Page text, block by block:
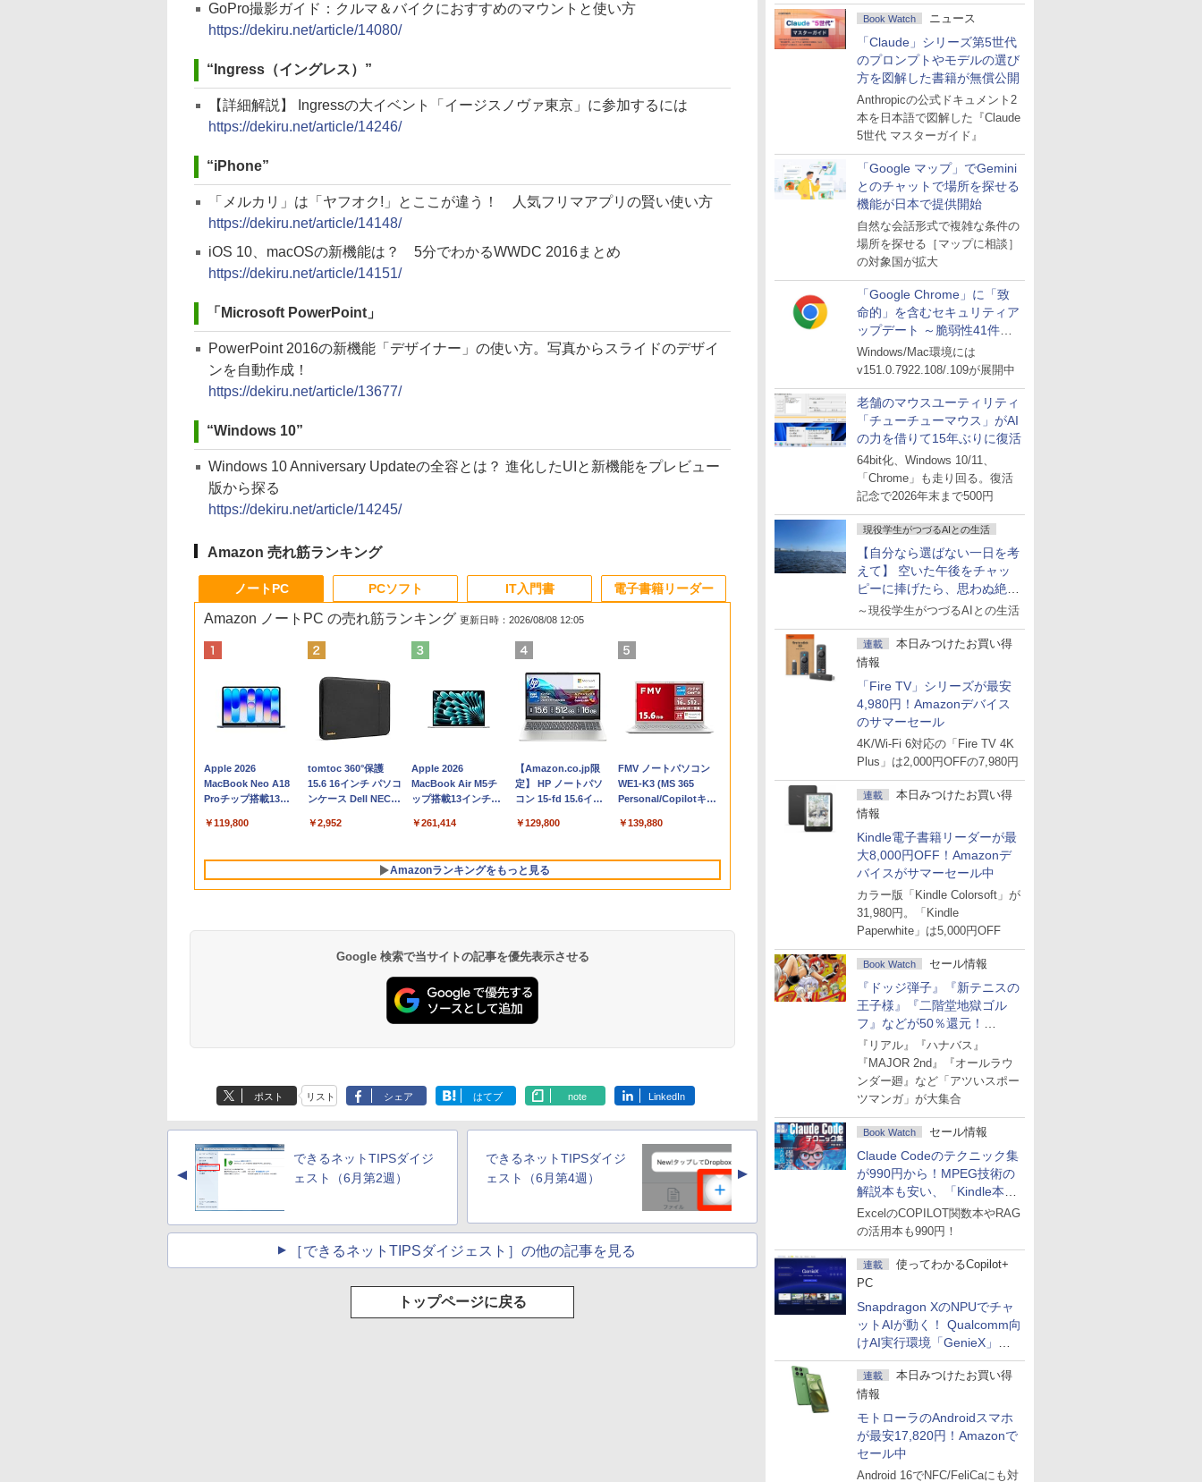
Book Watch ニュース
「Claude」シリーズ第5世代
のプロンプトやモデルの選び
方を図解した書籍が無償公開
Anthropicの公式ドキュメント2
本を日本語で図解した『Claude
5世代 マスターガイド』
「Google マップ」でGemini
とのチャットで場所を探せる
機能が日本で提供開始
自然な会話形式で複雑な条件の
場所を探せる［マップに相談］
の対象国が拡大
「Google Chrome」に「致
命的」を含むセキュリティア
ップデート ～脆弱性41件に
対処
Windows/Mac環境には
v151.0.7922.108/.109が展開中
老舗のマウスユーティリティ
「チューチューマウス」がAI
の力を借りて15年ぶりに復活
64bit化、Windows 10/11、
「Chrome」も走り回る。復活
記念で2026年末まで500円
現役学生がつづるAIとの生活
【自分なら選ばない一日を考
えて】 空いた午後をチャッ
ピーに捧げたら、思わぬ絶景
に出会った話
～現役学生がつづるAIとの生活
連載
本日みつけたお買い得
情報
「Fire TV」シリーズが最安
4,980円！Amazonデバイス
のサマーセール
4K/Wi-Fi 6対応の「Fire TV 4K
Plus」は2,000円OFFの7,980円
連載
本日みつけたお買い得
情報
Kindle電子書籍リーダーが最
大8,000円OFF！Amazonデ
バイスがサマーセール中
カラー版「Kindle Colorsoft」が
31,980円。「Kindle
Paperwhite」は5,000円OFF
Book Watch セール情報
『ドッジ弾子』『新テニスの
王子様』『二階堂地獄ゴル
フ』などが50％還元！
Amazonマンガ週末セール
『リアル』『ハナバス』
『MAJOR 2nd』『オールラウ
ンダー廻』など「アツいスポー
ツマンガ」が大集合
Book Watch セール情報
Claude Codeのテクニック集
が990円から！MPEG技術の
解説本も安い、「Kindle本サ
マーセール」第2弾開始！
ExcelのCOPILOT関数本やRAG
の活用本も990円！
連載
使ってわかるCopilot+
PC
Snapdragon XのNPUでチャ
ットAIが動く！ Qualcomm向
けAI実行環境「GenieX」を
試してみた
連載
本日みつけたお買い得
情報
モトローラのAndroidスマホ
が最安17,820円！Amazonで
セール中
Android 16でNFC/FeliCaにも対
GoPro撮影ガイド：クルマ＆バイクにおすすめのマウントと使い方
https://dekiru.net/article/14080/
“Ingress（イングレス）”
【詳細解説】 Ingressの大イベント「イージスノヴァ東京」に参加するには
https://dekiru.net/article/14246/
“iPhone”
「メルカリ」は「ヤフオク!」とここが違う！ 人気フリマアプリの賢い使い方
https://dekiru.net/article/14148/
iOS 10、macOSの新機能は？ 5分でわかるWWDC 2016まとめ
https://dekiru.net/article/14151/
「Microsoft PowerPoint」
PowerPoint 2016の新機能「デザイナー」の使い方。写真からスライドのデザイ
ンを自動作成！
https://dekiru.net/article/13677/
“Windows 10”
Windows 10 Anniversary Updateの全容とは？ 進化したUIと新機能をプレビュー
版から探る
https://dekiru.net/article/14245/
Amazon 売れ筋ランキング
ノートPC
Amazon ノートPC の売れ筋ランキング 更新日時：2026/08/08 12:05
Apple 2026
MacBook Neo A18
Proチップ搭載13イ
AIとApple
設計、Liquid Retina
ユニファイドメモ
￥119,800
tomtoc 360°保護
15.6 16インチ パソコ
ンケース Dell NEC
dynabook Lenovo
￥2,952
Apple 2026
MacBook Air M5チ
ップ搭載13インチノ
Apple Intelligence、
Retinaディスプレ
イ、16GBユニファイ
ドメモリ、1TB SSD
ド、Touch ID - シル
バー
￥261,414
【Amazon.co.jp限
定】 HP ノートパソ
コン 15-fd 15.6イン
512GB SSD インテ
￥129,800
FMV ノートパソコン
WE1-K3 (MS 365
Personal/Copilotキー
型/Core i5/16GB/SSD
FMVWK3E15W_AZ
￥139,880
Amazonランキングをもっと見る
PCソフト
バーチャルアイテム
を含む】 【オンライ
ブロックス | オンラ
インコード版
￥1,300
バーチャルアイテム
を含む】 【オンライ
ブロックス |オンライ
￥1,600
2024(最新 永続版)|オ
ンラインコード
10/mac対応|PC2台
￥39,582
定バーチャルアイテ
ムを含む】 【オンラ
ロブロックス | オン
￥3,200
フト): Java & Bedrock
Edition | オンラインコ
￥3,600
IT入門書
￥1,766
出す プロンプトの言
葉 AI画像生成シリー
Labo)
￥480
非エンジニア 初心者
素人 でも安心 使い方
もコンテンツ作成に
非エンジニアのため
のAIコーディング入
￥99
デザイン入門講座
［第2版］
￥1,292
ードウェア・市販ソフ
トウェアのパーフェク
レータ紹介
￥1,600
電子書籍リーダー
7インチディスプレ
イ、色調調節ライ
テリー、広告なし、
ブラック
￥22,980
ない、大きな画面で
読みやすい、6週間持
チディスプレイ電子
ック、16GB、広告な
し
￥16,980
ション (32GB) 7イン
チディスプレイ、明
調節ライト、12週間
告なし、メタリック
￥27,980
トレージ、防水、7イ
ンチカラーディスプ
ト、最大8週間持続バ
し、ブラック (2025
年発売)
￥31,980
インチカラーディスプ
レイ、64GBストレー
明るさ自動調整、色調
調節ライト、プレミア
ムペン付き、グラファ
￥115,980
Google 検索で当サイトの記事を優先表示させる
ポスト リスト シェア はてブ note LinkedIn
▲
できるネットTIPSダイジ
ェスト（6月第2週）
できるネットTIPSダイジ
ェスト（6月第4週）
▲
［できるネットTIPSダイジェスト］の他の記事を見る
トップページに戻る